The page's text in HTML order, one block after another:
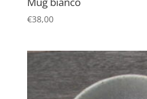
€38,00